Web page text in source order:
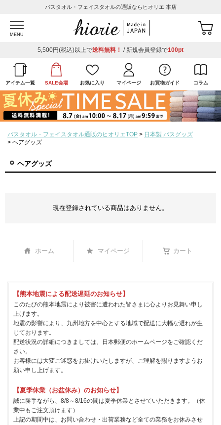
バスタオル・フェイスタオルの通販ならヒオリエ 本店
MENU
5,500円(税込)以上で送料無料！ / 新規会員登録で100pt
アイテム一覧 SALE会場 お気に入り マイページ お買物ガイド コラム
バスタオル・フェイスタオル通販のヒオリエTOP
日本製 バスグッズ
ヘアグッズ
ヘアグッズ
現在登録されている商品はありません。
ホーム マイページ カート
【熊本地震による配送遅延のお知らせ】
このたびの熊本地震により被害に遭われた皆さまに心よりお見舞い申し
上げます。
地震の影響により、九州地方を中心とする地域で配送に大幅な遅れが生
じております。
配送状況の詳細につきましては、日本郵便のホームページをご確認くだ
さい。
お客様には大変ご迷惑をお掛けいたしますが、ご理解を賜りますようお
願い申し上げます。
【夏季休業（お盆休み）のお知らせ】
誠に勝手ながら、8/8～8/16の間は夏季休業とさせていただきます。（休
業中もご注文頂けます）
上記の期間中は、お問い合わせ・出荷業務など全ての業務をお休みさせ